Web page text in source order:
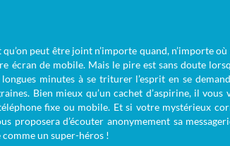
peut être joint n’importe quand, n’importe
écran de mobile. Mais le pire est sans doute
minutes à se triturer l’esprit en se
Bien mieux qu’un cachet d’aspirine, il
fixe ou mobile. Et si votre mystérieux
proposera d’écouter anonymement sa
un super-héros !